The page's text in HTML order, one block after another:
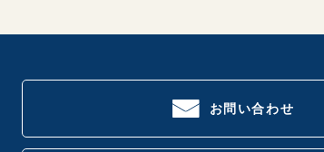
お問い合わせ